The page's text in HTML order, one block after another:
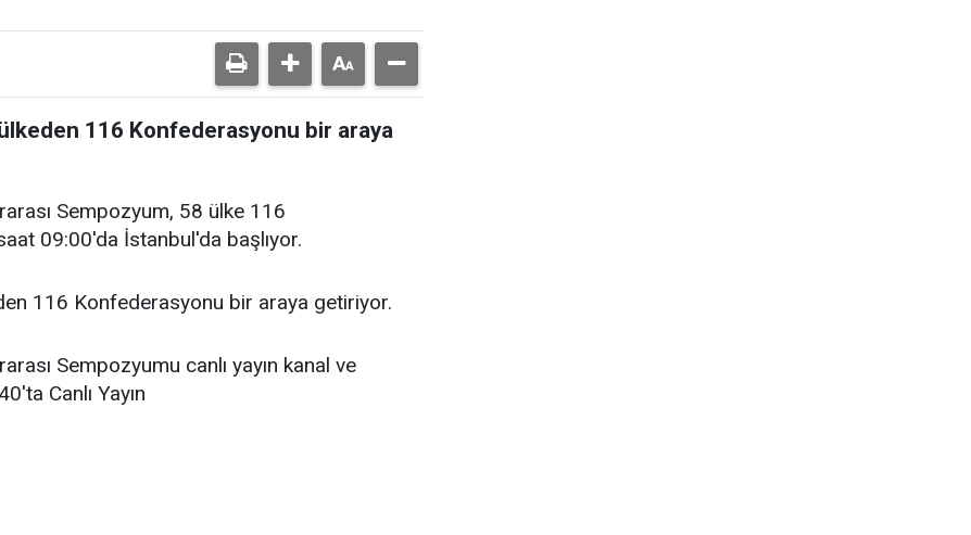
116 Konfederasyonu bir araya
Sempozyum, 58 ülke 116
09:00'da İstanbul'da başlıyor.
116 Konfederasyonu bir araya getiriyor.
Sempozyumu canlı yayın kanal ve
Canlı Yayın